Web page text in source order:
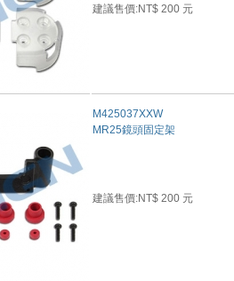
建議售價:NT$ 200 元
M425037XXW
MR25鏡頭固定架
建議售價:NT$ 200 元